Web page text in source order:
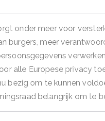
onder meer voor
burgers, meer
alle Europese privacy
bezig om te kunnen
belangrijk om te